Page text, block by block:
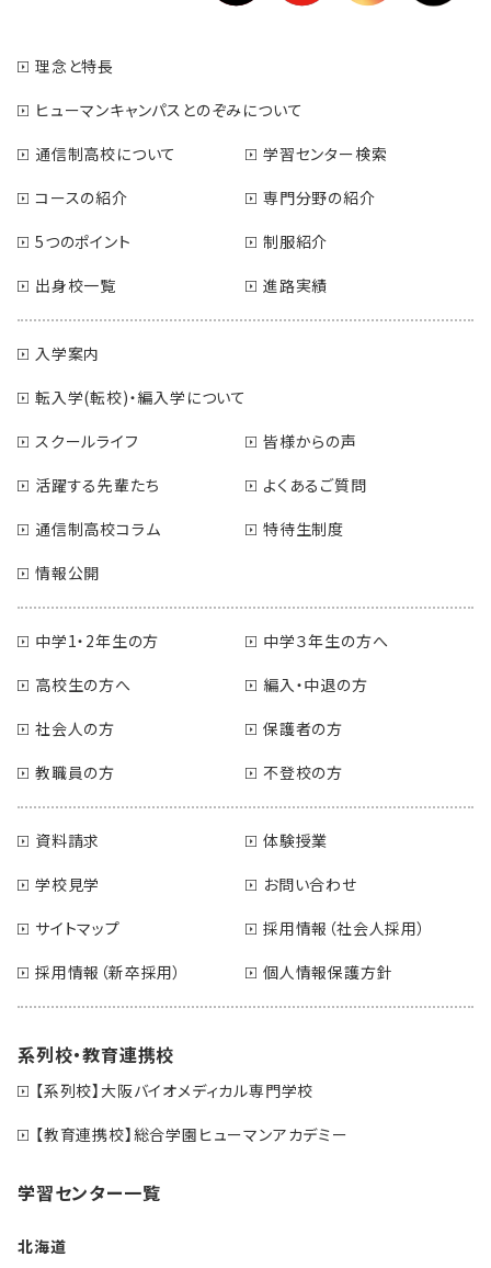
理念と特長
ヒューマンキャンパスとのぞみについて
通信制高校について
学習センター検索
コースの紹介
専門分野の紹介
5つのポイント
制服紹介
出身校一覧
進路実績
入学案内
転入学(転校)・編入学について
スクールライフ
皆様からの声
活躍する先輩たち
よくあるご質問
通信制高校コラム
特待生制度
情報公開
中学1・2年生の方
中学３年生の方へ
高校生の方へ
編入・中退の方
社会人の方
保護者の方
教職員の方
不登校の方
資料請求
体験授業
学校見学
お問い合わせ
サイトマップ
採用情報（社会人採用）
採用情報（新卒採用）
個人情報保護方針
系列校・教育連携校
【系列校】大阪バイオメディカル専門学校
【教育連携校】総合学園ヒューマンアカデミー
学習センター一覧
北海道